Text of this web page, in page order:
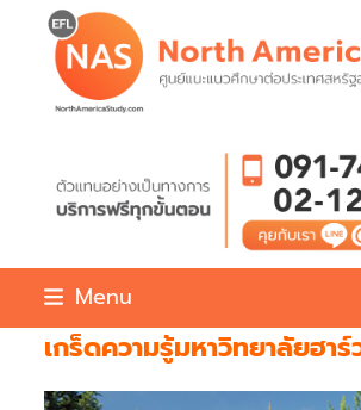
content
Menu
เกร็ดความรู้มหาวิทยาลัยฮาร์